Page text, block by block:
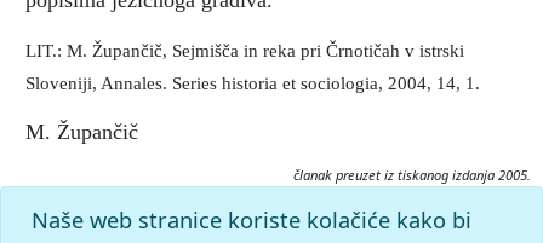
LIT.: M. Župančič, Sejmišča in reka pri Črnotičah v istrski
Sloveniji, Annales. Series historia et sociologia, 2004, 14, 1.
M. Župančič
članak preuzet iz tiskanog izdanja 2005.
Citiranje:
Naše web stranice koriste kolačiće kako bi